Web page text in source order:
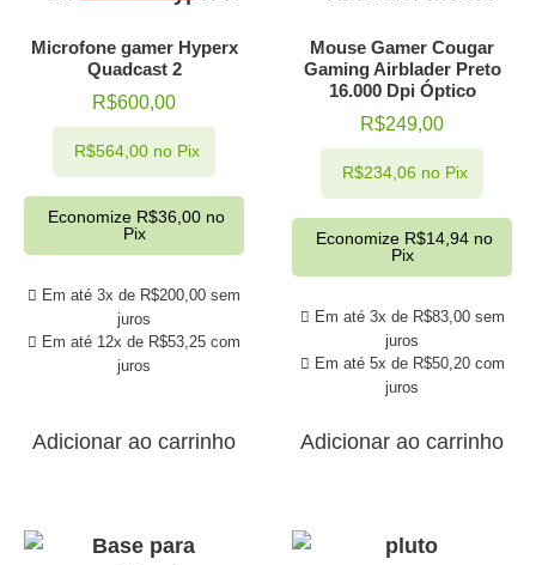
Microfone gamer Hyperx
Quadcast 2
R$600,00
Em até 3x de R$200,00 sem
juros
Em até 12x de R$53,25 com
juros
R$564,00 no Pix
Economize R$36,00 no
Pix
Adicionar ao carrinho
Mouse Gamer Cougar
Gaming Airblader Preto
16.000 Dpi Óptico
R$249,00
Em até 3x de R$83,00sem
juros
Em até 5x de R$50,20com
juros
R$234,06 no Pix
Economize R$14,94 no
Pix
Adicionar ao carrinho